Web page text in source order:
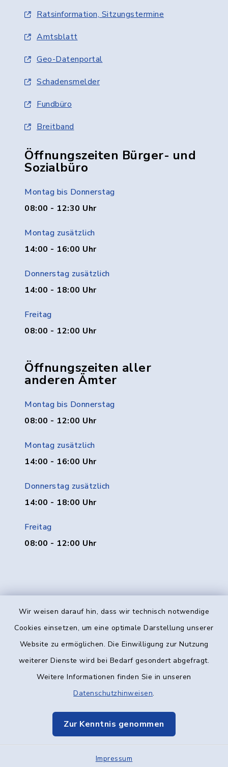
Wir weisen darauf hin, dass wir technisch notwendige
Cookies einsetzen, um eine optimale Darstellung unserer
Website zu ermöglichen. Die Einwilligung zur Nutzung
weiterer Dienste wird bei Bedarf gesondert abgefragt.
Weitere Informationen finden Sie in unseren
Datenschutzhinweisen.
Zur Kenntnis genommen
Impressum
Ratsinformation, Sitzungstermine
Amtsblatt
Geo-Datenportal
Schadensmelder
Fundbüro
Breitband
Öffnungszeiten Bürger- und
Sozialbüro
Montag bis Donnerstag
08:00 - 12:30 Uhr
Montag zusätzlich
14:00 - 16:00 Uhr
Donnerstag zusätzlich
14:00 - 18:00 Uhr
Freitag
08:00 - 12:00 Uhr
Öffnungszeiten aller
anderen Ämter
Montag bis Donnerstag
08:00 - 12:00 Uhr
Montag zusätzlich
14:00 - 16:00 Uhr
Donnerstag zusätzlich
14:00 - 18:00 Uhr
Freitag
08:00 - 12:00 Uhr
Kontakt
Datenschutz
Elektronische Kommunikation
Sitemap